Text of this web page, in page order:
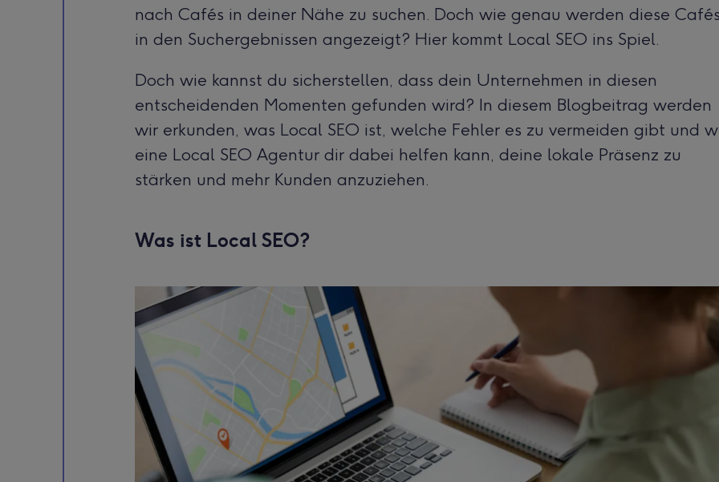
nach Cafés in deiner Nähe zu suchen. Doch wie genau werden diese
in den Suchergebnissen angezeigt? Hier kommt Local SEO ins Spiel.
Doch wie kannst du sicherstellen, dass dein Unternehmen in diesen
entscheidenden Momenten gefunden wird? In diesem Blogbeitrag werden
wir erkunden, was Local SEO ist, welche Fehler es zu vermeiden gibt und
eine Local SEO Agentur dir dabei helfen kann, deine lokale Präsenz zu
stärken und mehr Kunden anzuziehen.
Was ist Local SEO?